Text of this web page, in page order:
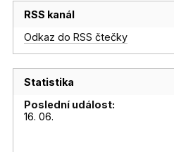
RSS kanál
Odkaz do RSS čtečky
Statistika
Poslední událost:
16. 06.